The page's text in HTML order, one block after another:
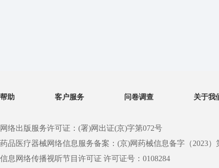
帮助 客户服务 问卷调查 关于我
网络出版服务许可证：(署)网出证(京)字第072号
药品医疗器械网络信息服务备案：(京)网药械信息备字（2023）
信息网络传播视听节目许可证 许可证号：0108284